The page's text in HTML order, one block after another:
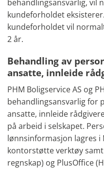
behandlingsansvarlig, vil
kundeforholdet
kundeforholdet vil
2 år.
Behandling av
ansatte, innleide
PHM Boligservice AS og
behandlingsansvarlig for
ansatte, innleide
på arbeid i selskapet.
lønnsinformasjon lagres
kontorstøtte verktøy
regnskap) og PlusOffice